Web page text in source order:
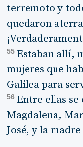
terremoto y
quedaron
55 Estaban allí,
mujeres que
Galilea para
56 Entre ellas
Magdalena,
José, y la